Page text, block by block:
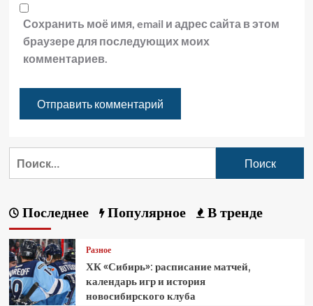
Сохранить моё имя, email и адрес сайта в этом
браузере для последующих моих
комментариев.
Последнее Популярное В тренде
Разное
ХК «Сибирь»: расписание матчей,
календарь игр и история
новосибирского клуба